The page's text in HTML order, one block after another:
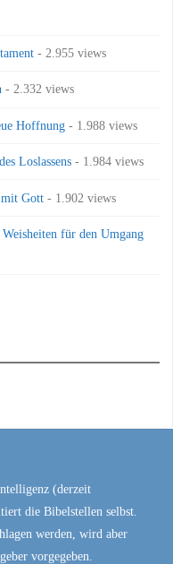
- 2.955 views
- 2.332 views
Hoffnung - 1.988 views
Loslassens - 1.984 views
mit Gott - 1.902 views
für den Umgang
(derzeit
die Bibelstellen selbst.
werden, wird aber
vorgegeben.